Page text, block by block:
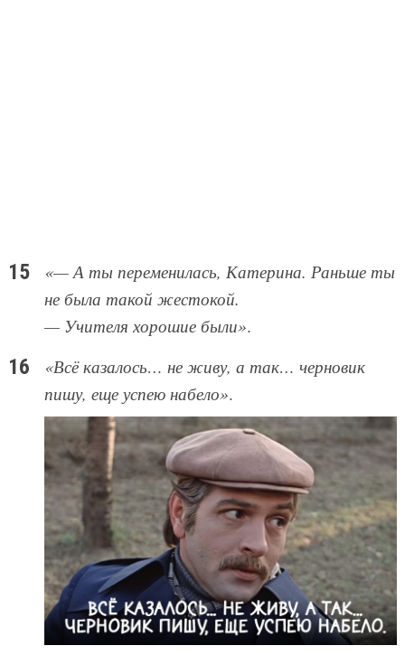
«— А ты переменилась, Катерина. Раньше ты
не была такой жестокой.
— Учителя хорошие были».
«Всё казалось… не живу, а так… черновик
пишу, еще успею набело».